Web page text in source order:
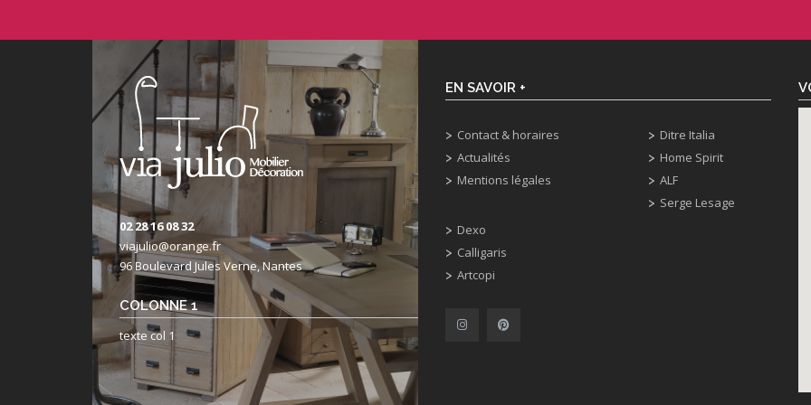
02 28 16 08 32
viajulio@orange.fr
96 Boulevard Jules Verne, Nantes
COLONNE 1
texte col 1
EN SAVOIR +
Contact & horaires
Actualités
Mentions légales
Dexo
Calligaris
Artcopi
Ditre Italia
Home Spirit
ALF
Serge Lesage